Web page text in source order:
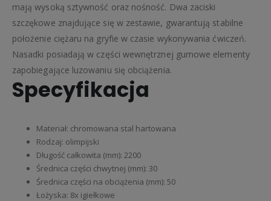
mają wysoką sztywność oraz nośność. Dwa zaciski
szczękowe znajdujące się w zestawie, gwarantują stabilne
położenie ciężaru na gryfie w czasie wykonywania ćwiczeń.
Nasadki posiadają w części wewnętrznej gumowe elementy
zapobiegające luzowaniu się obciążenia.
Specyfikacja
Materiał: chromowana stal hartowana
Rodzaj: olimpijski
Długość całkowita (mm): 2200
Średnica części chwytnej (mm): 30
Średnica części na obciążenia (mm): 50
Łożyska: 8x igiełkowe